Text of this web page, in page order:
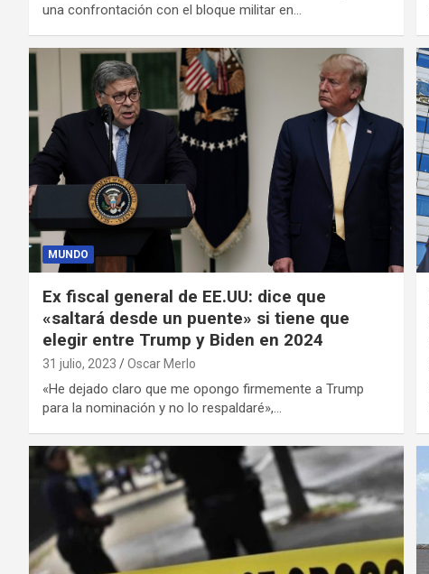
una confrontación con el bloque militar en…
MUNDO
Ex fiscal general de EE.UU: dice que
«saltará desde un puente» si tiene que
elegir entre Trump y Biden en 2024
31 julio, 2023 Oscar Merlo
«He dejado claro que me opongo firmemente a Trump
para la nominación y no lo respaldaré»,…